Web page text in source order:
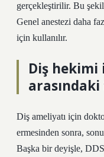
gerçekleştirilir. Bu
Genel anestezi daha
için kullanılır.
Diş hekimi
Diş ameliyatı için
ermesinden sonra,
Başka bir deyişle,